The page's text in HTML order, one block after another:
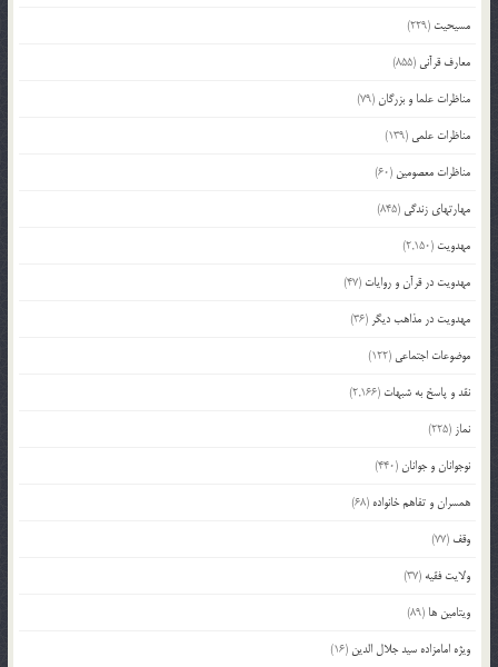
مسیحیت (229)
معارف قرآنی (855)
مناظرات علما و بزرگان(79)
مناظرات علمی (139)
مناظرات معصومین (60)
مهارتهای زندگی (845)
مهدویت (2,150)
مهدویت در قرآن و روایات (47)
مهدویت در مذاهب دیگر (36)
موضوعات اجتماعی (122)
نقد و پاسخ به شبهات (2,166)
نماز (225)
نوجوانان و جوانان(440)
همسران و تفاهم خانواده (68)
وقف (77)
ولایت فقیه (37)
ویتامین ها (89)
ویژه امامزاده سید جلال الدین (16)